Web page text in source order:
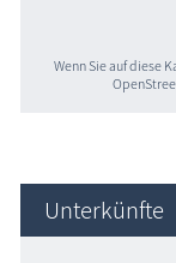
Wenn Sie auf diese
Unterkünfte